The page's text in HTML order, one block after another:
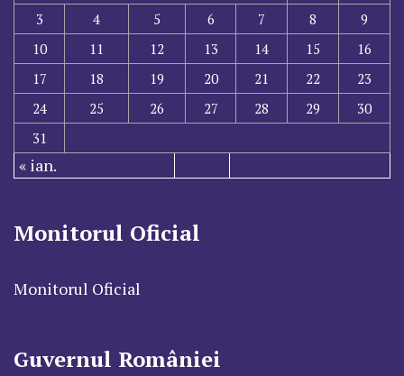
3
4 5 6 7 8
9
10
11 12 13 14 15
16
17
18 19 20 21 22
23
24
25 26 27 28 29
30
31
« ian.
Monitorul Oficial
Monitorul Oficial
Guvernul României